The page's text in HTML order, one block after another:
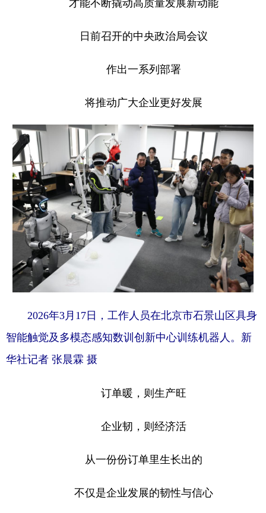
才能不断撬动高质量发展新动能
日前召开的中央政治局会议
作出一系列部署
将推动广大企业更好发展
2026年3月17日，工作人员在北京市石景山区具身
智能触觉及多模态感知数训创新中心训练机器人。新
华社记者 张晨霖 摄
订单暖，则生产旺
企业韧，则经济活
从一份份订单里生长出的
不仅是企业发展的韧性与信心